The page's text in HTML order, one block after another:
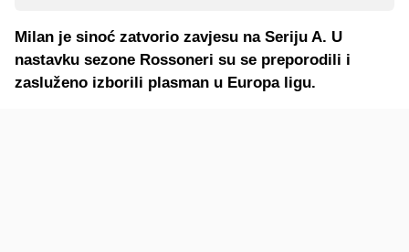
Milan je sinoć zatvorio zavjesu na Seriju A. U
nastavku sezone Rossoneri su se preporodili i
zasluženo izborili plasman u Europa ligu.